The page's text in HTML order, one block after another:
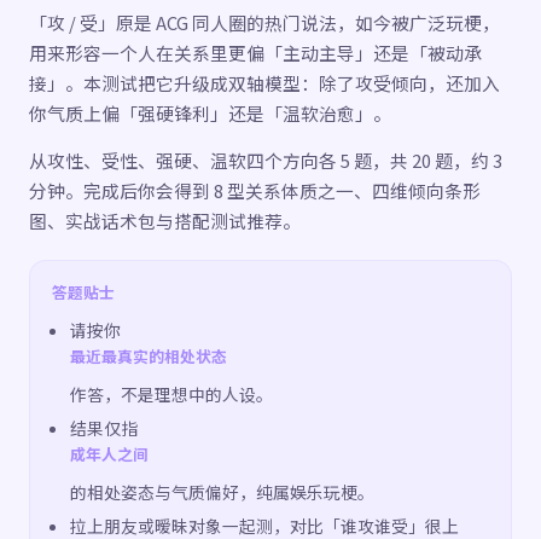
「攻 / 受」原是 ACG 同人圈的热门说法，如今被广泛玩梗，
用来形容一个人在关系里更偏「主动主导」还是「被动承
接」。本测试把它升级成双轴模型：除了攻受倾向，还加入
你气质上偏「强硬锋利」还是「温软治愈」。
从攻性、受性、强硬、温软四个方向各 5 题，共 20 题，约 3
分钟。完成后你会得到 8 型关系体质之一、四维倾向条形
图、实战话术包与搭配测试推荐。
答题贴士
请按你
最近最真实的相处状态
作答，不是理想中的人设。
结果仅指
成年人之间
的相处姿态与气质偏好，纯属娱乐玩梗。
拉上朋友或暧昧对象一起测，对比「谁攻谁受」很上